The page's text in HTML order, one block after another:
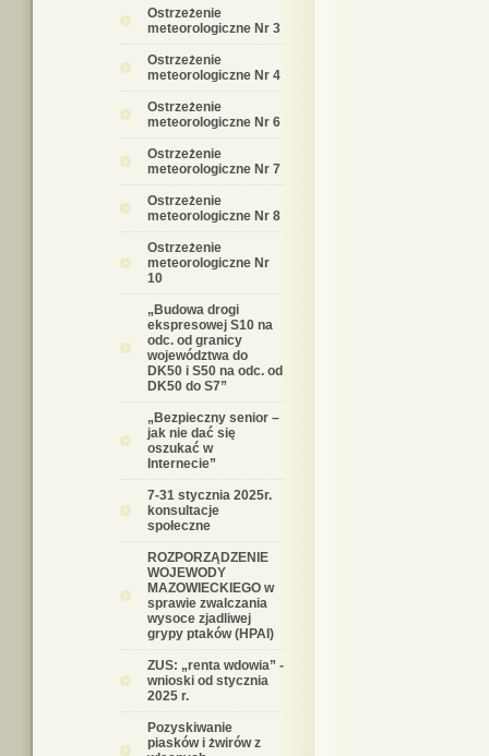
Ostrzeżenie
meteorologiczne Nr 3
Ostrzeżenie
meteorologiczne Nr 4
Ostrzeżenie
meteorologiczne Nr 6
Ostrzeżenie
meteorologiczne Nr 7
Ostrzeżenie
meteorologiczne Nr 8
Ostrzeżenie
meteorologiczne Nr
10
„Budowa drogi
ekspresowej S10 na
odc. od granicy
województwa do
DK50 i S50 na odc. od
DK50 do S7”
„Bezpieczny senior –
jak nie dać się
oszukać w
Internecie”
7-31 stycznia 2025r.
konsultacje
społeczne
ROZPORZĄDZENIE
WOJEWODY
MAZOWIECKIEGO w
sprawie zwalczania
wysoce zjadliwej
grypy ptaków (HPAI)
ZUS: „renta wdowia” -
wnioski od stycznia
2025 r.
Pozyskiwanie
piasków i żwirów z